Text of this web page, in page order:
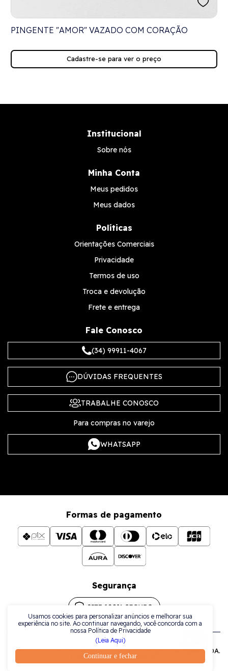
Continuar e fechar
Usamos cookies para personalizar anúncios e melhorar sua
experiência no site. Ao continuar navegando, você concorda com a
nossa Política de Privacidade
(Leia Aqui)
PINGENTE "AMOR" VAZADO COM CORAÇÃO
Cadastre-se para ver o preço
Institucional
Sobre nós
Minha Conta
Meus pedidos
Meus dados
Políticas
Orientações Comerciais
Privacidade
Termos de uso
Troca e devolução
Frete e entrega
Fale Conosco
(34) 99911-4067
DÚVIDAS FREQUENTES
TRABALHE CONOSCO
Para compras no varejo
WHATSAPP
Formas de pagamento
Segurança
Todos os direitos reservados a La Plata Comércio de Joias LTDA.
| CNPJ: 38.079.925/0001-42